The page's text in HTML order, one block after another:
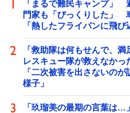
「まるで難民キャンプ」
門家も「びっくりした」
「熱したフライパンに飛び
「救助隊は何もせんで、満
レスキュー隊が救えなか
「二次被害を出さないの
様子」
「玖瑠美の最期の言葉は